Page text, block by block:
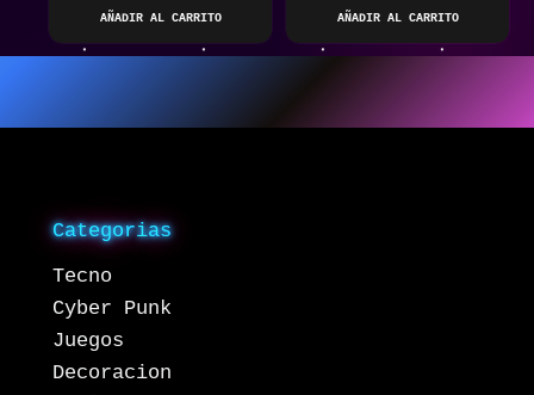
AÑADIR AL CARRITO AÑADIR AL CARRITO
Categorias
Tecno
Cyber Punk
Juegos
Decoracion